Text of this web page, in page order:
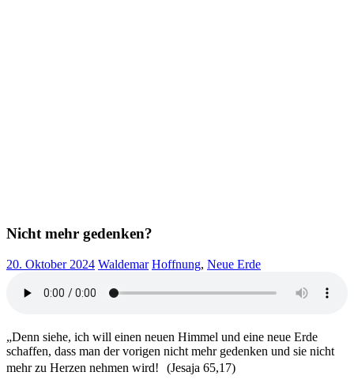
Nicht mehr gedenken?
20. Oktober 2024 Waldemar Hoffnung, Neue Erde
„Denn siehe, ich will einen neuen Himmel und eine neue Erde
schaffen, dass man der vorigen nicht mehr gedenken und sie nicht
mehr zu Herzen nehmen wird! (Jesaja 65,17)